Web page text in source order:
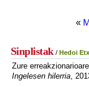
«
Sinplistak/ Hedoi
Zure
Ingelesen hilerria,